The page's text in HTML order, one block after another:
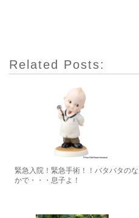
Related Posts:
緊急入院！緊急手術！！バタバタのな
かで・・・息子よ！